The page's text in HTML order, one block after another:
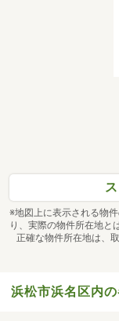
※地図上に表示される物
り、実際の物件所在地と
正確な物件所在地は、
浜松市浜名区内